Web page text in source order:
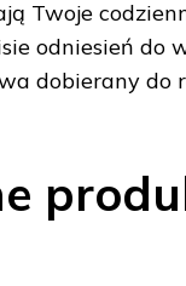
Twoje
odniesień do
dobierany do